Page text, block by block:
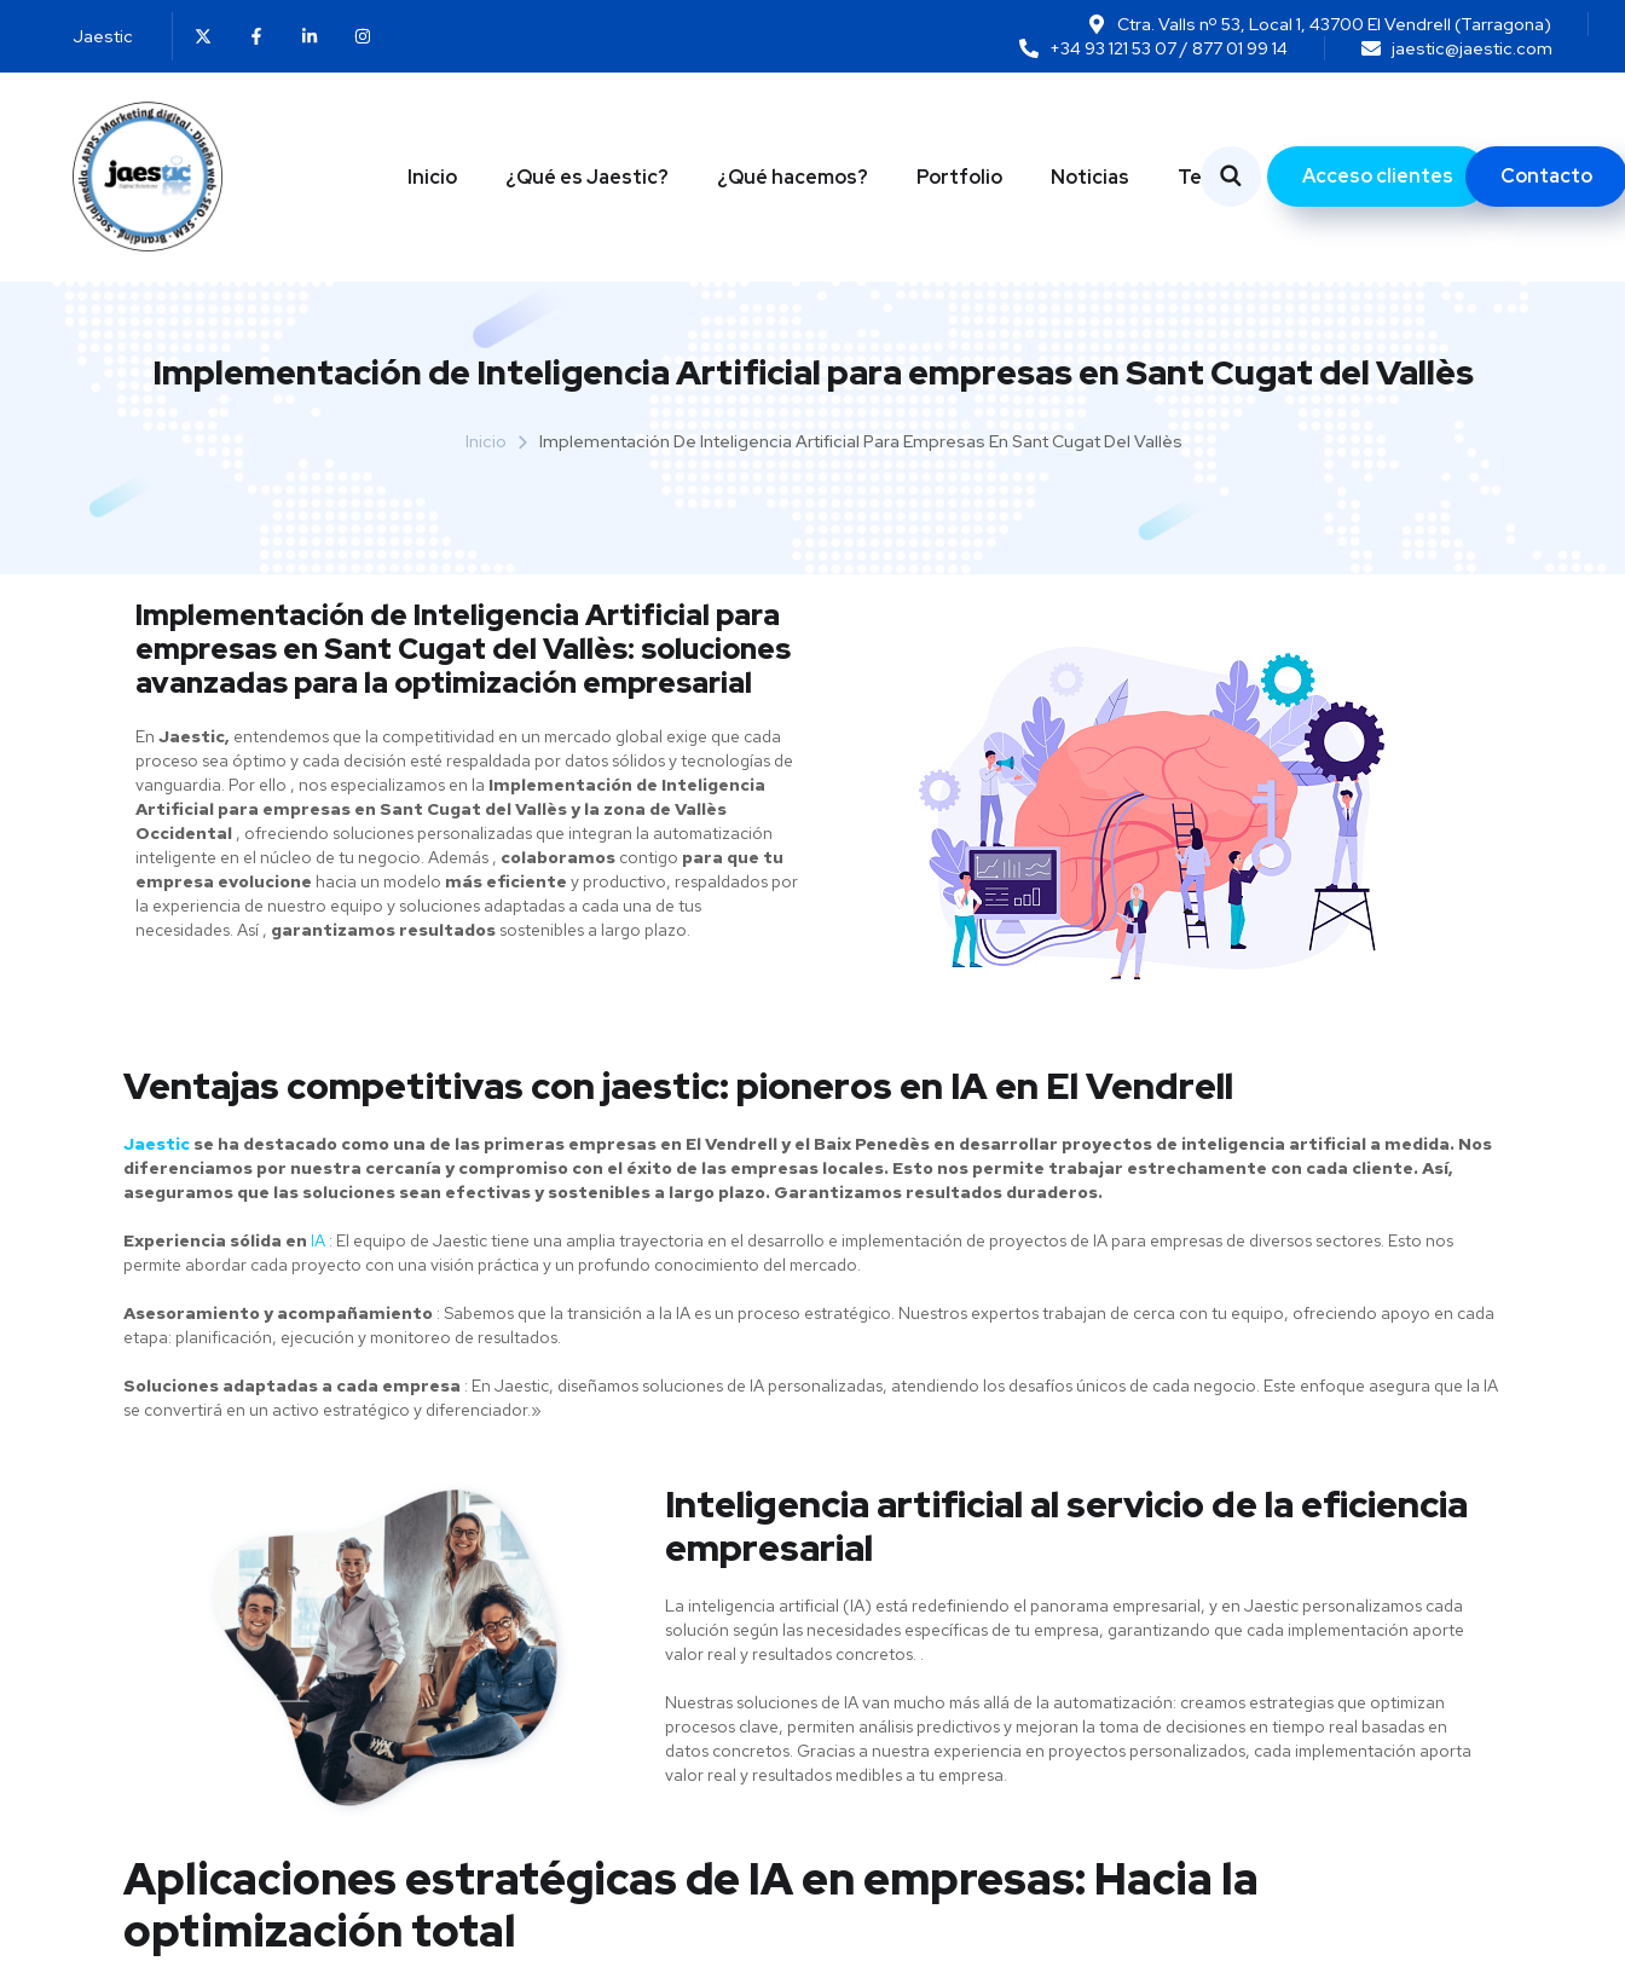
Jaestic
Ctra. Valls nº 53, Local 1, 43700 El Vendrell (Tarragona)
+34 93 121 53 07 / 877 01 99 14
jaestic@jaestic.com
Inicio ¿Qué es Jaestic? ¿Qué hacemos? Portfolio Noticias Temas Acceso clientes Contacto
Implementación de Inteligencia Artificial para empresas en Sant Cugat del Vallès
Inicio Implementación De Inteligencia Artificial Para Empresas En Sant Cugat Del Vallès
Implementación de Inteligencia Artificial para
empresas en Sant Cugat del Vallès: soluciones
avanzadas para la optimización empresarial
En Jaestic, entendemos que la competitividad en un mercado global exige que cada
proceso sea óptimo y cada decisión esté respaldada por datos sólidos y tecnologías de
vanguardia. Por ello , nos especializamos en la Implementación de Inteligencia
Artificial para empresas en Sant Cugat del Vallès y la zona de Vallès
Occidental , ofreciendo soluciones personalizadas que integran la automatización
inteligente en el núcleo de tu negocio. Además , colaboramos contigo para que tu
empresa evolucione hacia un modelo más eficiente y productivo, respaldados por
la experiencia de nuestro equipo y soluciones adaptadas a cada una de tus
necesidades. Así , garantizamos resultados sostenibles a largo plazo.
Ventajas competitivas con jaestic: pioneros en IA en El Vendrell
Jaestic se ha destacado como una de las primeras empresas en El Vendrell y el Baix Penedès en desarrollar proyectos de inteligencia artificial a medida. Nos
diferenciamos por nuestra cercanía y compromiso con el éxito de las empresas locales. Esto nos permite trabajar estrechamente con cada cliente. Así,
aseguramos que las soluciones sean efectivas y sostenibles a largo plazo. Garantizamos resultados duraderos.
Experiencia sólida en IA : El equipo de Jaestic tiene una amplia trayectoria en el desarrollo e implementación de proyectos de IA para empresas de diversos sectores. Esto nos
permite abordar cada proyecto con una visión práctica y un profundo conocimiento del mercado.
Asesoramiento y acompañamiento : Sabemos que la transición a la IA es un proceso estratégico. Nuestros expertos trabajan de cerca con tu equipo, ofreciendo apoyo en cada
etapa: planificación, ejecución y monitoreo de resultados.
Soluciones adaptadas a cada empresa : En Jaestic, diseñamos soluciones de IA personalizadas, atendiendo los desafíos únicos de cada negocio. Este enfoque asegura que la IA
se convertirá en un activo estratégico y diferenciador.»
Inteligencia artificial al servicio de la eficiencia
empresarial
La inteligencia artificial (IA) está redefiniendo el panorama empresarial, y en Jaestic personalizamos cada
solución según las necesidades específicas de tu empresa, garantizando que cada implementación aporte
valor real y resultados concretos. .
Nuestras soluciones de IA van mucho más allá de la automatización: creamos estrategias que optimizan
procesos clave, permiten análisis predictivos y mejoran la toma de decisiones en tiempo real basadas en
datos concretos. Gracias a nuestra experiencia en proyectos personalizados, cada implementación aporta
valor real y resultados medibles a tu empresa.
Aplicaciones estratégicas de IA en empresas: Hacia la
optimización total